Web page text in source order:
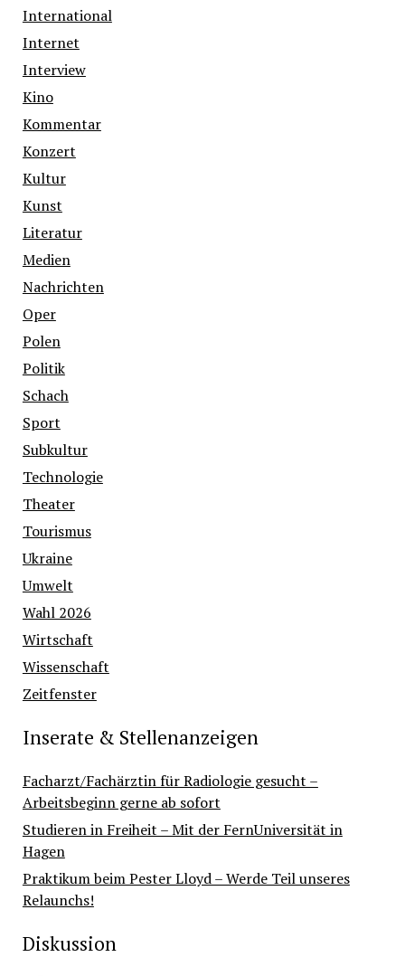
International
Internet
Interview
Kino
Kommentar
Konzert
Kultur
Kunst
Literatur
Medien
Nachrichten
Oper
Polen
Politik
Schach
Sport
Subkultur
Technologie
Theater
Tourismus
Ukraine
Umwelt
Wahl 2026
Wirtschaft
Wissenschaft
Zeitfenster
Inserate & Stellenanzeigen
Facharzt/Fachärztin für Radiologie gesucht –
Arbeitsbeginn gerne ab sofort
Studieren in Freiheit – Mit der FernUniversität in
Hagen
Praktikum beim Pester Lloyd – Werde Teil unseres
Relaunchs!
Diskussion